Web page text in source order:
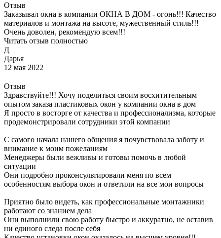
Отзыв
Заказывал окна в компании ОКНА В ДОМ - огонь!!! Качество
материалов и монтажа на высоте, мужественный стиль!!!
Очень доволен, рекомендую всем!!!
Читать отзыв полностью
Д
Дарья
12 мая 2022
Отзыв
Здравствуйте!!! Хочу поделиться своим восхитительным
опытом заказа пластиковых окон у компании окна в дом
Я просто в восторге от качества и профессионализма, которые
продемонстрировали сотрудники этой компании
С самого начала нашего общения я почувствовала заботу и
внимание к моим пожеланиям
Менеджеры были вежливы и готовы помочь в любой
ситуации
Они подробно проконсультировали меня по всем
особенностям выбора окон и ответили на все мои вопросы
Приятно было видеть, как профессиональные монтажники
работают со знанием дела
Они выполнили свою работу быстро и аккуратно, не оставив
ни единого следа после себя